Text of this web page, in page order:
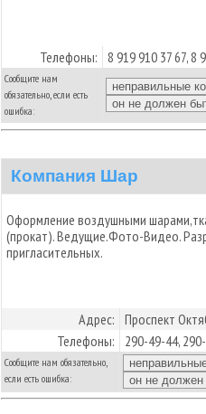
Телефоны: 8 919 910 37 67, 8
Сообщите нам
обязательно, если есть
ошибка:
Компания Шар
Оформление воздушными
(прокат). Ведущие.Фото-Видео.
пригласительных.
Адрес: Проспект
Телефоны:
290-49-44,
Сообщите нам обязательно,
если есть ошибка: